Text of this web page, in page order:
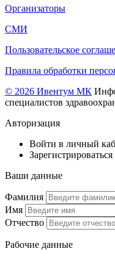
Организаторы
СМИ
Пользовательское
Правила обработки
© 2026 Ивентум МК
специалистов
Авторизация
Войти в личный
Зарегистрироваться
Ваши данные
Фамилия
Имя
Отчество
Рабочие данные